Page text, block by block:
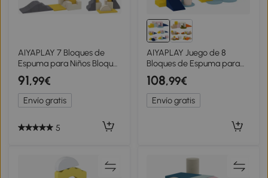
AIYAPLAY 7 Bloques de
Espuma para Niños Bloques
de Psicomotricidad
Juguete para Aprendizaje
para Escalar y Gatear
Amarillo
91,99€
Envío gratis
5
AIYAPLAY Juego de 8
Bloques de Espuma para
Niños con Fundas de
Terciopelo Lavables para
Escalar y Gatear Multicolor
108,99€
Envío gratis